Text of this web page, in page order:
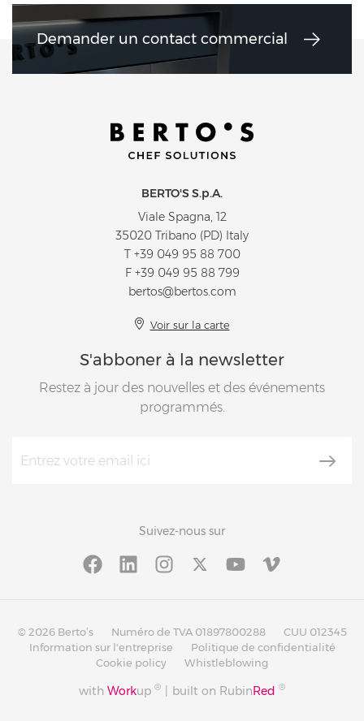
Demander un contact commercial
BERTO'S S.p.A.
Viale Spagna, 12
35020 Tribano (PD) Italy
T +39 049 95 88 700
F +39 049 95 88 799
bertos@bertos.com
Voir sur la carte
S'abboner à la newsletter
Restez à jour des nouvelles et des événements
programmés.
Suivez-nous sur
© 2026 Berto’s Numéro de TVA 01897800288
CUU 012345
Information sur l'entreprise
Politique de confidentialité
Cookie policy
Whistleblowing
with Workup ® built on RubinRed ®